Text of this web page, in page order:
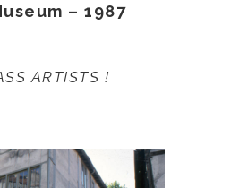
– 1987
ARTISTS !